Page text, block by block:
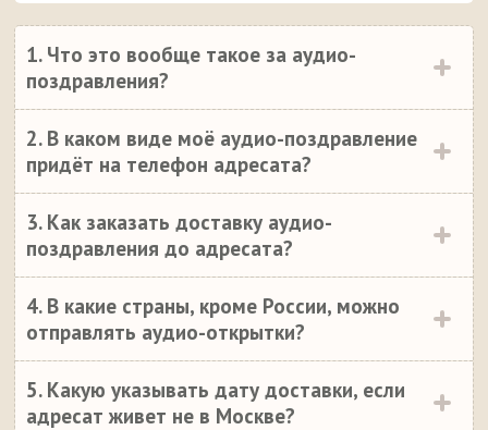
1. Что это вообще такое за аудио-
поздравления?
2. В каком виде моё аудио-поздравление
придёт на телефон адресата?
3. Как заказать доставку аудио-
поздравления до адресата?
4. В какие страны, кроме России, можно
отправлять аудио-открытки?
5. Какую указывать дату доставки, если
адресат живет не в Москве?